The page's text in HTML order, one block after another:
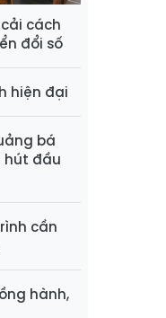
cách
đổi số
hiện đại
bá
hút đầu
cần
hành,